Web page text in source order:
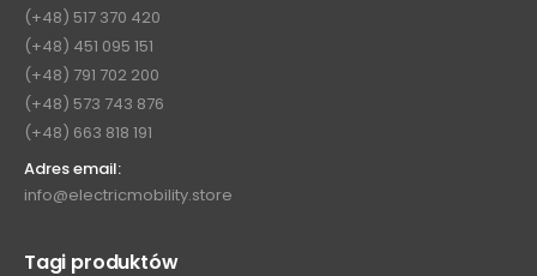
(+48) 451 095 151
(+48) 791 702 200
(+48) 573 743 876
(+48) 663 818 191
Adres email:
info@electricmobility.store